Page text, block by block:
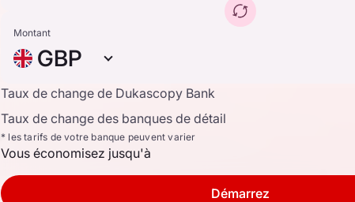
Montant
GBP
Taux de change de Dukascopy Bank
Taux de change des banques de détail
* les tarifs de votre banque peuvent varier
Vous économisez jusqu'à
Démarrez